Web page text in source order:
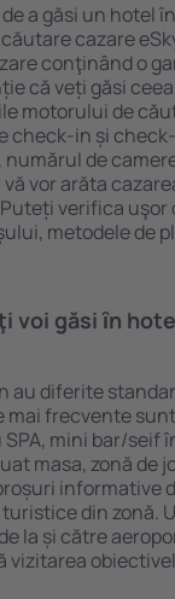
a găsi un hotel
cazare
conţinând o
că veți găsi
motorului de
check-in și
de
vor arăta
verifica uşor
metodele de
voi găsi ȋn
au diferite
mai frecvente
mini bar/seif
masa, zonă de
informative
din zonă.
la și către
vizitarea